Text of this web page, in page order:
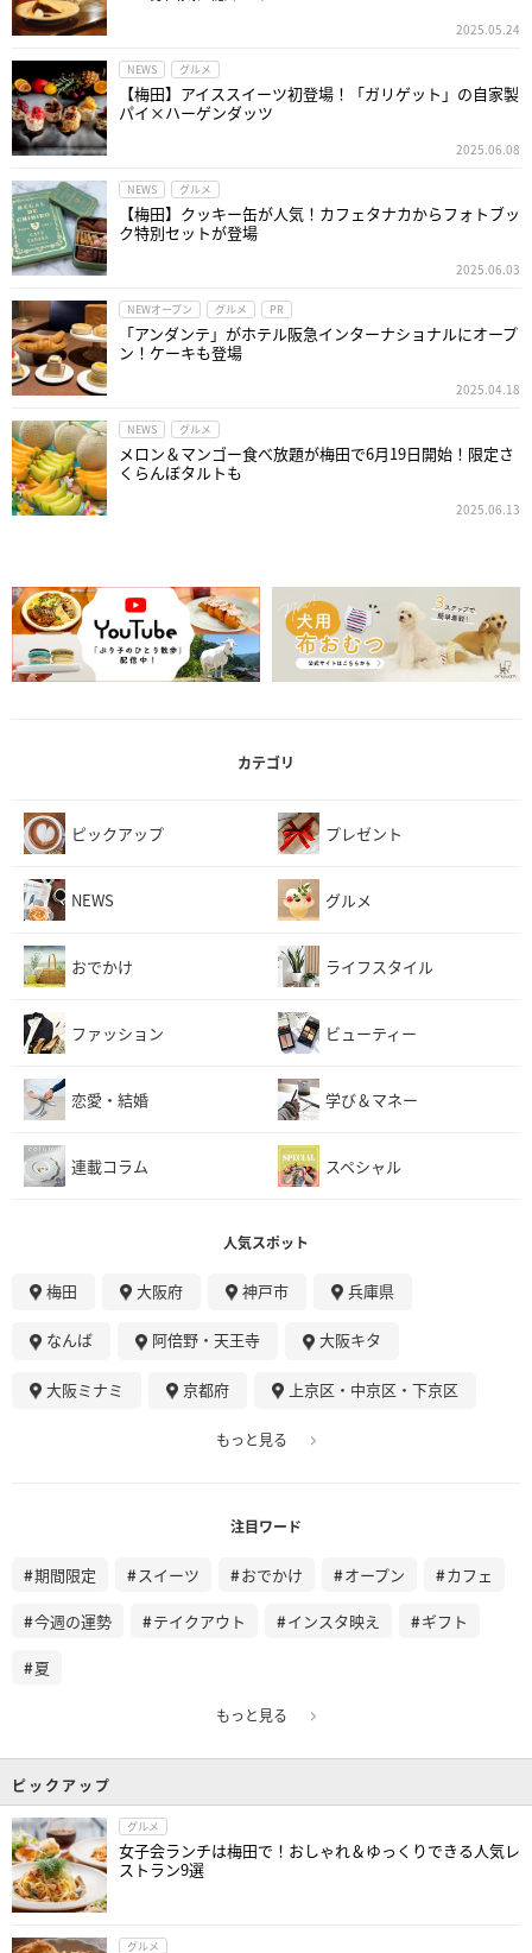
2025.05.24
NEWS グルメ
【梅田】アイススイーツ初登場！「ガリゲット」の自家製
パイ×ハーゲンダッツ
2025.06.08
NEWS グルメ
【梅田】クッキー缶が人気！カフェタナカからフォトブッ
ク特別セットが登場
2025.06.03
NEWオープン グルメ PR
「アンダンテ」がホテル阪急インターナショナルにオープ
ン！ケーキも登場
2025.04.18
NEWS グルメ
メロン＆マンゴー食べ放題が梅田で6月19日開始！限定さ
くらんぼタルトも
2025.06.13
カテゴリ
ピックアップ プレゼント
NEWS グルメ
おでかけ ライフスタイル
ファッション ビューティー
恋愛・結婚 学び＆マネー
連載コラム スペシャル
人気スポット
梅田 大阪府 神戸市 兵庫県
なんば 阿倍野・天王寺 大阪キタ
大阪ミナミ 京都府 上京区・中京区・下京区
もっと見る
注目ワード
期間限定 スイーツ おでかけ オープン カフェ
今週の運勢 テイクアウト インスタ映え ギフト
夏
もっと見る
ピックアップ
グルメ
女子会ランチは梅田で！おしゃれ＆ゆっくりできる人気レ
ストラン9選
グルメ